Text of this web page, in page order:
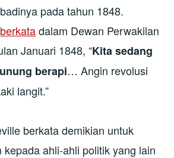
pada tahun 1848.
berkatadalam Dewan Perwakilan
Januari 1848, “Kita sedang
berapi… Angin revolusi
langit.”
berkata demikian untuk
kepada ahli-ahli politik yang lain